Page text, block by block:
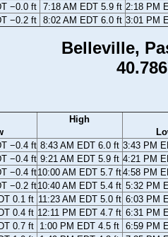
−0.0 ft 7:18 AM EDT 5.9 ft 2:18 PM
−0.2 ft 8:02 AM EDT 6.0 ft 3:01 PM
Belleville,
High
−0.4 ft 8:43 AM EDT 6.0 ft 3:43 PM
−0.4 ft 9:21 AM EDT 5.9 ft 4:21 PM
−0.4 ft10:00 AM EDT 5.7 ft4:58 PM
−0.2 ft10:40 AM EDT 5.4 ft 5:32 PM
0.1 ft 11:23 AM EDT 5.0 ft 6:03 PM
0.4 ft 12:11 PM EDT 4.7 ft 6:31 PM
0.7 ft 1:00 PM EDT 4.5 ft 6:59 PM